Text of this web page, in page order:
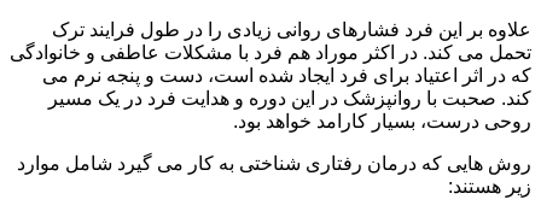
علاوه بر این فرد فشارهای روانی زیادی را در طول فرایند ترک
تحمل می کند. در اکثر موراد هم فرد با مشکلات عاطفی و خانوادگی
که در اثر اعتیاد برای فرد ایجاد شده است، دست و پنجه نرم می
کند. صحبت با روانپزشک در این دوره و هدایت فرد در یک مسیر
روحی درست، بسیار کارامد خواهد بود.
روش هایی که درمان رفتاری شناختی به کار می گیرد شامل موارد
زیر هستند: